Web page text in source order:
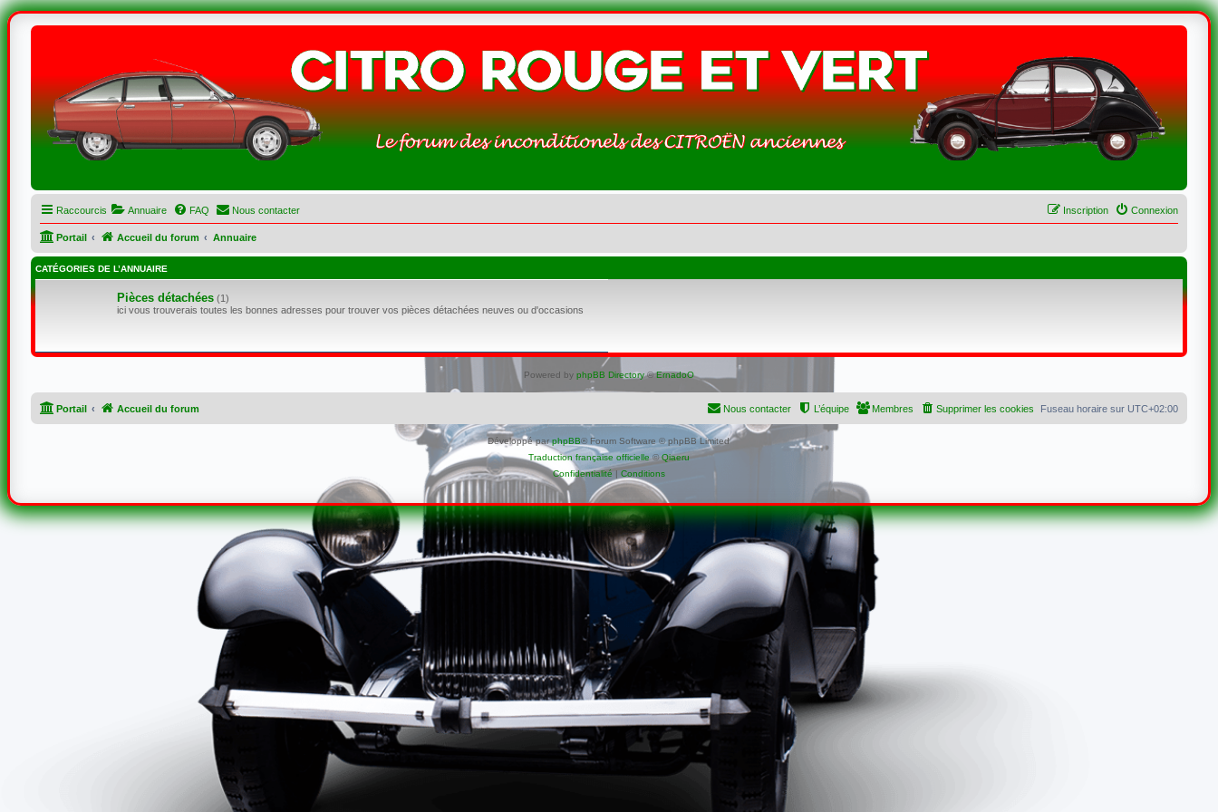
Raccourcis Annuaire FAQ Nous contacter Connexion
Inscription
Portail Accueil du forum Annuaire
CATÉGORIES DE L’ANNUAIRE
Pièces détachées(1)
ici vous trouverais toutes les bonnes adresses pour trouver vos pièces détachées neuves ou d'occasions
Powered by phpBB Directory©ErnadoO
Portail Accueil du forum Fuseau horaire sur UTC+02:00
Supprimer les cookies
Membres
L’équipe
Nous contacter
Développé parphpBB® Forum Software © phpBB Limited
Traduction française officielle©Qiaeru
Confidentialité| Conditions